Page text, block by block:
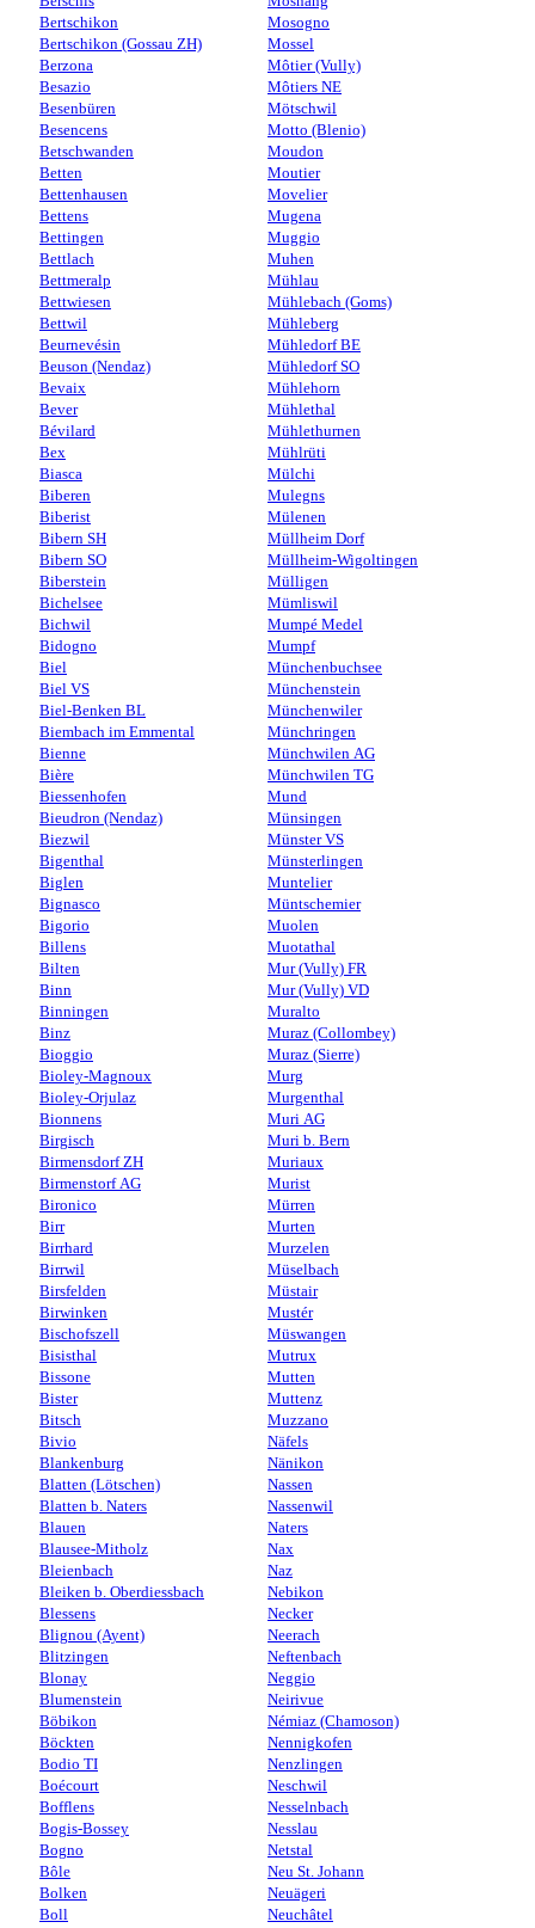
Bertschikon
Bertschikon (Gossau ZH)
Berzona
Besazio
Besenbüren
Besencens
Betschwanden
Betten
Bettenhausen
Bettens
Bettingen
Bettlach
Bettmeralp
Bettwiesen
Bettwil
Beurnevésin
Beuson (Nendaz)
Bevaix
Bever
Bévilard
Bex
Biasca
Biberen
Biberist
Bibern SH
Bibern SO
Biberstein
Bichelsee
Bichwil
Bidogno
Biel
Biel VS
Biel-Benken BL
Biembach im Emmental
Bienne
Bière
Biessenhofen
Bieudron (Nendaz)
Biezwil
Bigenthal
Biglen
Bignasco
Bigorio
Billens
Bilten
Binn
Binningen
Binz
Bioggio
Bioley-Magnoux
Bioley-Orjulaz
Bionnens
Birgisch
Birmensdorf ZH
Birmenstorf AG
Bironico
Birr
Birrhard
Birrwil
Birsfelden
Birwinken
Bischofszell
Bisisthal
Bissone
Bister
Bitsch
Bivio
Blankenburg
Blatten (Lötschen)
Blatten b. Naters
Blauen
Blausee-Mitholz
Bleienbach
Bleiken b. Oberdiessbach
Blessens
Blignou (Ayent)
Blitzingen
Blonay
Blumenstein
Böbikon
Böckten
Bodio TI
Boécourt
Bofflens
Bogis-Bossey
Bogno
Bôle
Bolken
Boll
Mosogno
Mossel
Môtier (Vully)
Môtiers NE
Mötschwil
Motto (Blenio)
Moudon
Moutier
Movelier
Mugena
Muggio
Muhen
Mühlau
Mühlebach (Goms)
Mühleberg
Mühledorf BE
Mühledorf SO
Mühlehorn
Mühlethal
Mühlethurnen
Mühlrüti
Mülchi
Mulegns
Mülenen
Müllheim Dorf
Müllheim-Wigoltingen
Mülligen
Mümliswil
Mumpé Medel
Mumpf
Münchenbuchsee
Münchenstein
Münchenwiler
Münchringen
Münchwilen AG
Münchwilen TG
Mund
Münsingen
Münster VS
Münsterlingen
Muntelier
Müntschemier
Muolen
Muotathal
Mur (Vully) FR
Mur (Vully) VD
Muralto
Muraz (Collombey)
Muraz (Sierre)
Murg
Murgenthal
Muri AG
Muri b. Bern
Muriaux
Murist
Mürren
Murten
Murzelen
Müselbach
Müstair
Mustér
Müswangen
Mutrux
Mutten
Muttenz
Muzzano
Näfels
Nänikon
Nassen
Nassenwil
Naters
Nax
Naz
Nebikon
Necker
Neerach
Neftenbach
Neggio
Neirivue
Némiaz (Chamoson)
Nennigkofen
Nenzlingen
Neschwil
Nesselnbach
Nesslau
Netstal
Neu St. Johann
Neuägeri
Neuchâtel